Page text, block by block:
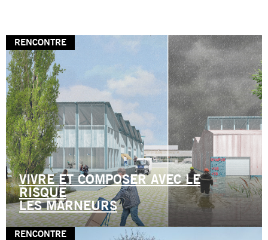
RENCONTRE
VIVRE ET COMPOSER AVEC LE
RISQUE
LES MARNEURS
RENCONTRE